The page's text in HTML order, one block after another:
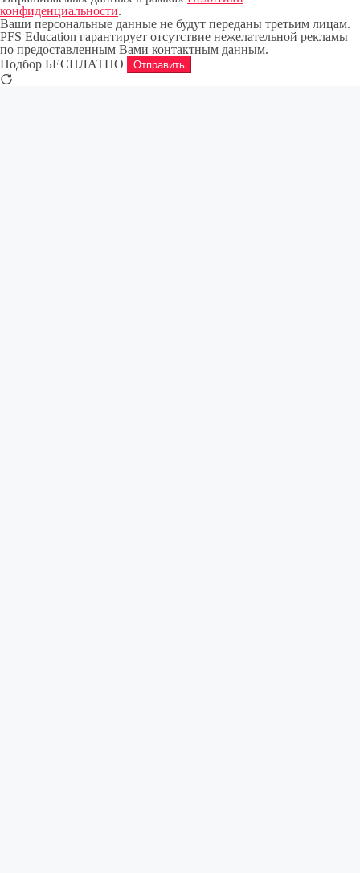
конфиденциальности.
Ваши персональные данные не будут переданы третьим лицам.
PFS Education гарантирует отсутствие нежелательной рекламы
по предоставленным Вами контактным данным.
Подбор БЕСПЛАТНО
Отправить